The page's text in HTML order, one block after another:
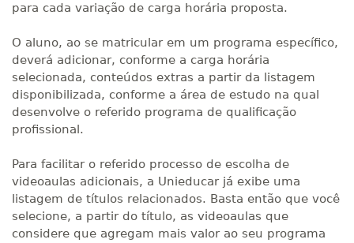
para cada variação de carga horária proposta.
O aluno, ao se matricular em um programa específico,
deverá adicionar, conforme a carga horária
selecionada, conteúdos extras a partir da listagem
disponibilizada, conforme a área de estudo na qual
desenvolve o referido programa de qualificação
profissional.
Para facilitar o referido processo de escolha de
videoaulas adicionais, a Unieducar já exibe uma
listagem de títulos relacionados. Basta então que você
selecione, a partir do título, as videoaulas que
considere que agregam mais valor ao seu programa